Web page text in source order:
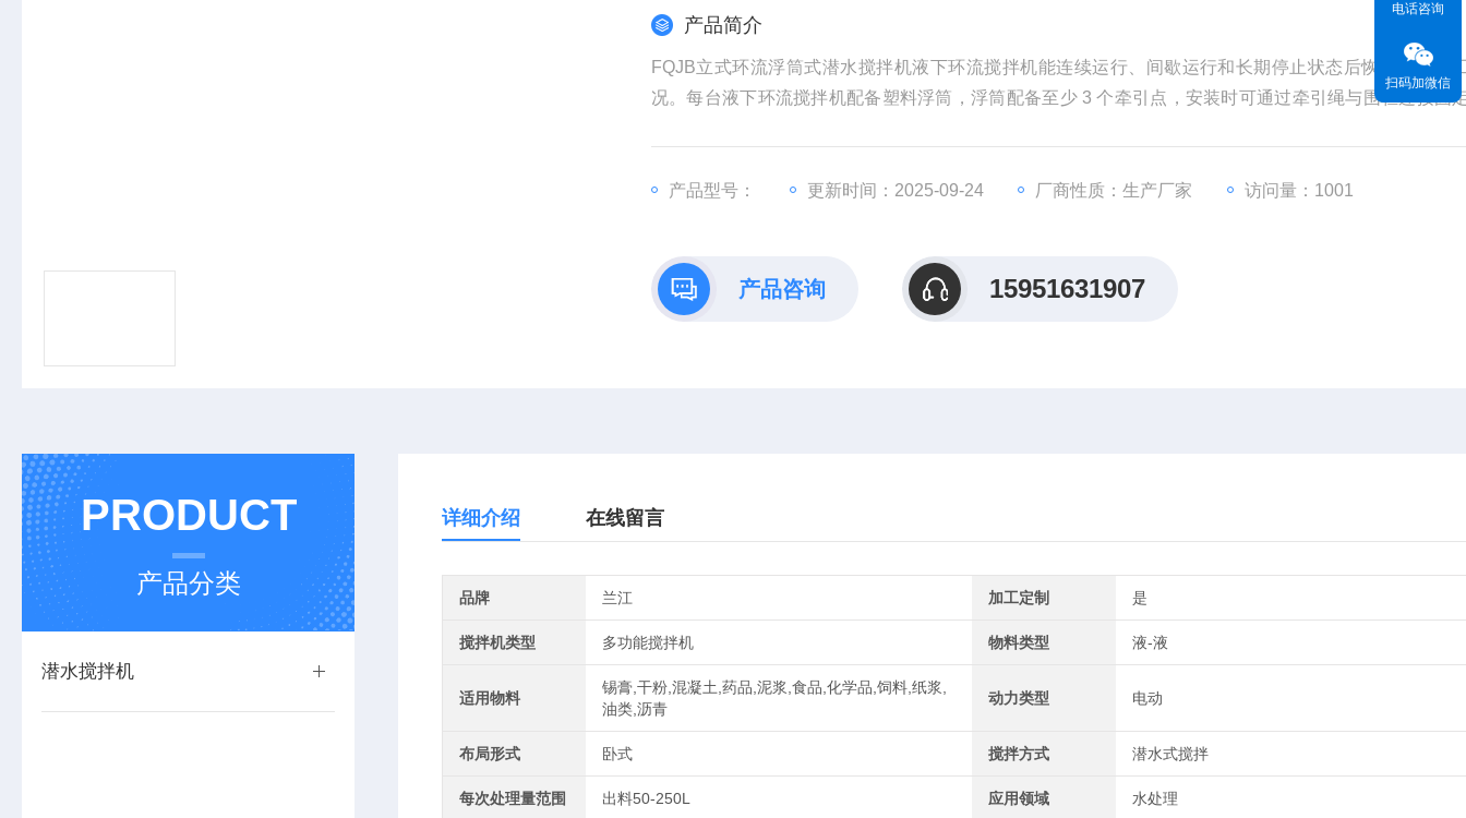
产品简介
FQJB立式环流浮筒式潜水搅拌机液下环流搅拌机能连续运行、间歇运行和长期停止状态后恢复运行的
况。每台液下环流搅拌机配备塑料浮筒，浮筒配备至少 3 个牵引点，安装时可通过牵引绳与围栏连接固
产品型号：
更新时间：2025-09-24 厂商性质：生产厂家 访问量：1001
产品咨询 15951631907
PRODUCT
产品分类
潜水搅拌机
详细介绍 在线留言
品牌 兰江 加工定制 是
搅拌机类型 多功能搅拌机 物料类型 液-液
适用物料
锡膏,干粉,混凝土,药品,泥浆,食品,化学品,饲料,纸浆,
油类,沥青
动力类型 电动
布局形式 卧式 搅拌方式 潜水式搅拌
每次处理量范围 出料50-250L 应用领域 水处理
电话咨询
扫码加微信